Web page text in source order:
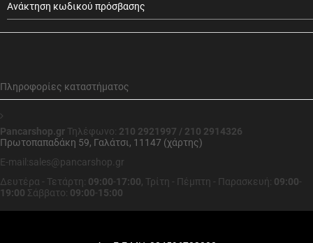
Ανάκτηση κωδικού πρόσβασης
Πληροφορίες καταστήματος
Pancarshop.gr Τηλέφωνο: 210 2921997 / 210 2914326
Πρωτοπαπαδάκη 59, Γαλάτσι, 11147 (χάρτης)
E-mail:sales@pancarshop.gr
Δευτέρα - Τετάρτη: 09:00-17:00, Τρίτη - Πέμπτη - Παρασκευή: 09:00-
19:00 Σάββατο: 09:00-15:00